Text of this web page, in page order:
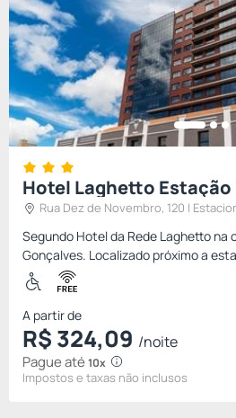
Hotel Laghetto Estação
Segundo Hotel da Rede Laghetto na
Gonçalves. Localizado próximo a
Fumaça. 165 apartamentos | Centro
Estacionamento...
A partir de
R$ 324,09 /noite
Impostos e taxas não inclusos
Pague até 10x